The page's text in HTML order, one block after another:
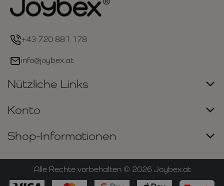
+43 720 881 178
info@joybex.at
Nützliche Links
Konto
Shop-Informationen
Alle Rechte vorbehalten © 2026 Joybex.at